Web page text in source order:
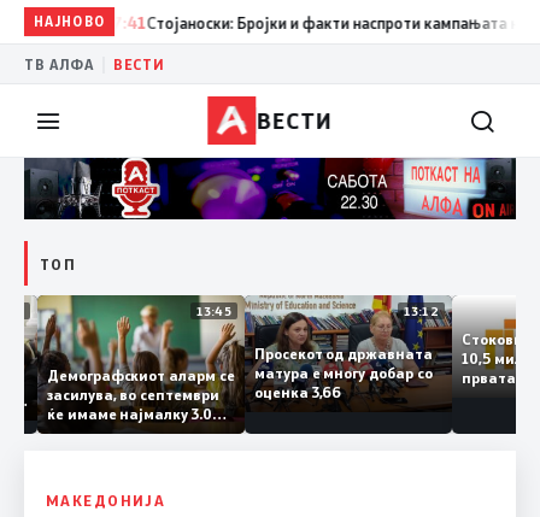
НАЈНОВО
17:41 Стојаноски: Бројки и факти наспроти кампањата на
ТВ АЛФА ВЕСТИ
ВЕСТИ
ТОП
14:12 13:45
Демографскиот аларм се
засилува, во септември
ќе имаме најмалку 3.000
првачиња помалку
13:12
Просекот од државната
матура е многу добар со
оценка 3,66
10,5
МАКЕДОНИЈА